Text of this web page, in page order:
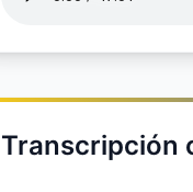
Transcripción